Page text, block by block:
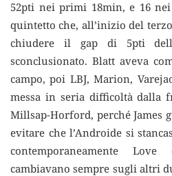
52pti nei primi 18min, e 16
quintetto che, all’inizio del
chiudere il gap di 5pti
sconclusionato. Blatt aveva
campo, poi LBJ, Marion,
messa in seria difficoltà dalla
Millsap-Horford, perché James
evitare che l’Androide si
contemporaneamente
cambiavano sempre sugli altri